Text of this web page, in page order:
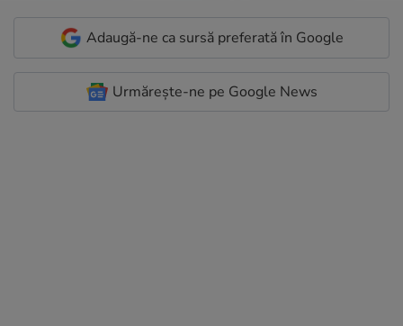
Adaugă-ne ca sursă preferată în Google
Urmărește-ne pe Google News